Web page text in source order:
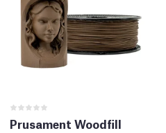
Prusament Woodfill